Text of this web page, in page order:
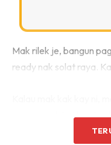
Mak rilek je, bangun
ready nak solat raya.
orang suruh balik
mak mertua kak kay ni